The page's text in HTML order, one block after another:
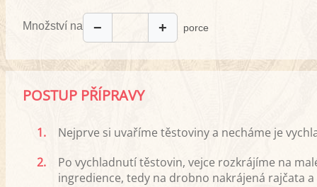
Množství na − + porce
POSTUP PŘÍPRAVY
1.
Nejprve si uvaříme těstoviny a necháme je
2.
Po vychladnutí těstovin, vejce rozkrájíme na
ingredience, tedy na drobno nakrájená rajčata